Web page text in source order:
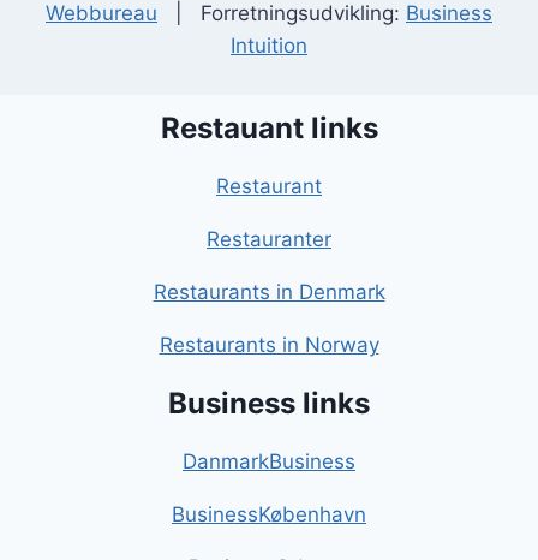
Webbureau | Forretningsudvikling: Business
Intuition
Restauant links
Restaurant
Restauranter
Restaurants in Denmark
Restaurants in Norway
Business links
DanmarkBusiness
BusinessKøbenhavn